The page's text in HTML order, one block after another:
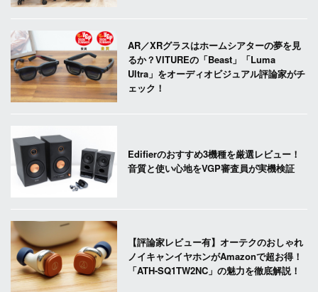
AR／XRグラスはホームシアターの夢を見
るか？VITUREの「Beast」「Luma
Ultra」をオーディオビジュアル評論家がチ
ェック！
Edifierのおすすめ3機種を厳選レビュー！
音質と使い心地をVGP審査員が実機検証
【評論家レビュー有】オーテクのおしゃれ
ノイキャンイヤホンがAmazonで超お得！
「ATH-SQ1TW2NC」の魅力を徹底解説！